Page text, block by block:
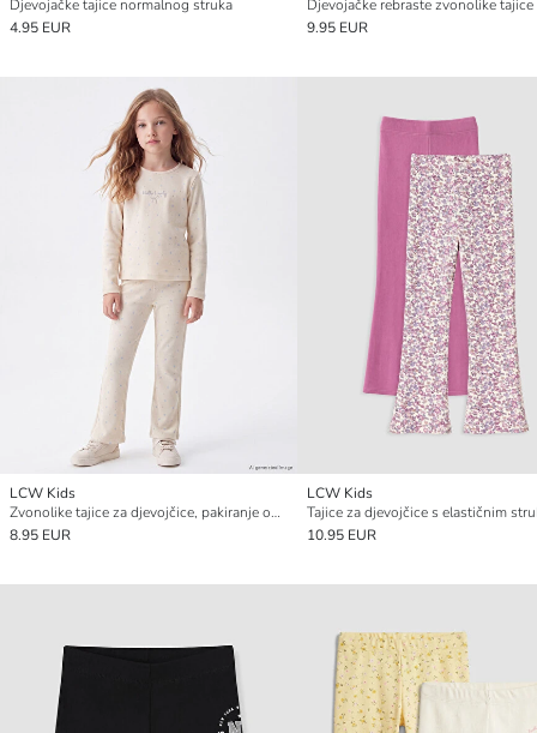
Djevojačke tajice normalnog struka
4.95 EUR
9.95 EUR
LCW Kids
Zvonolike tajice za djevojčice, pakiranje od 2 komada
8.95 EUR
LCW Kids
10.95 EUR